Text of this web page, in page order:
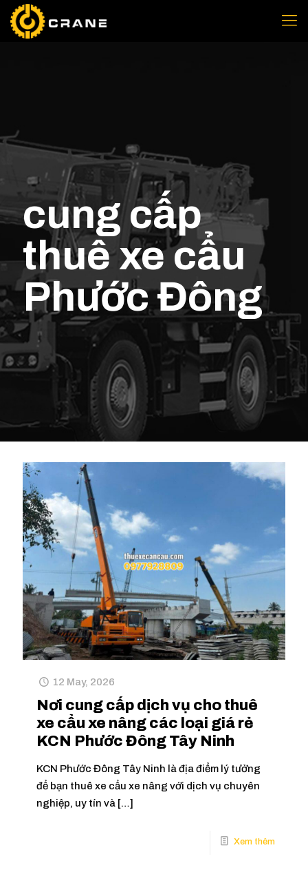
cung cấp
thuê xe cẩu
Phước Đông
12 May, 2026
Nơi cung cấp dịch vụ cho thuê
xe cẩu xe nâng các loại giá rẻ
KCN Phước Đông Tây Ninh
KCN Phước Đông Tây Ninh là địa điểm lý tưởng
để bạn thuê xe cẩu xe nâng với dịch vụ chuyên
nghiệp, uy tín và […]